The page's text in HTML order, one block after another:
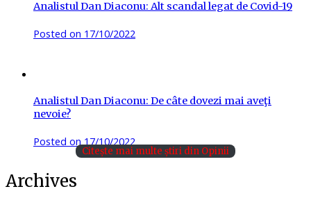
Analistul Dan Diaconu: Alt scandal legat de Covid-19
Posted on 17/10/2022
Analistul Dan Diaconu: De câte dovezi mai aveţi
nevoie?
Posted on 17/10/2022
Citește mai multe știri din Opinii
Archives